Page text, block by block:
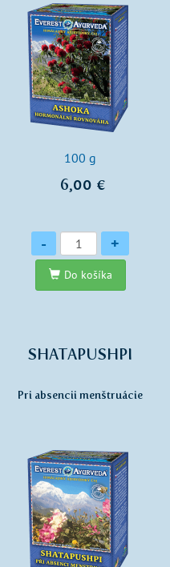
100 g
6,00 €
Množstvo
- +
Do košíka
SHATAPUSHPI
Pri absencii menštruácie